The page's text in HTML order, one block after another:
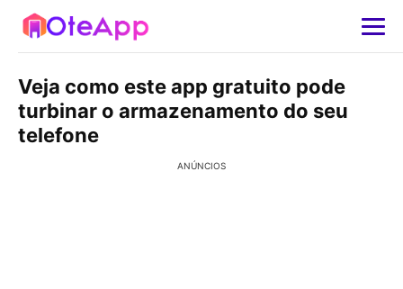
Veja como este app gratuito pode
turbinar o armazenamento do seu
telefone
ANÚNCIOS